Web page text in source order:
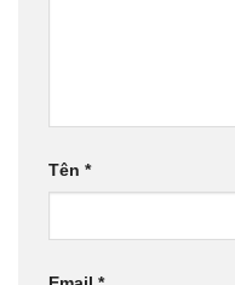
Tên *